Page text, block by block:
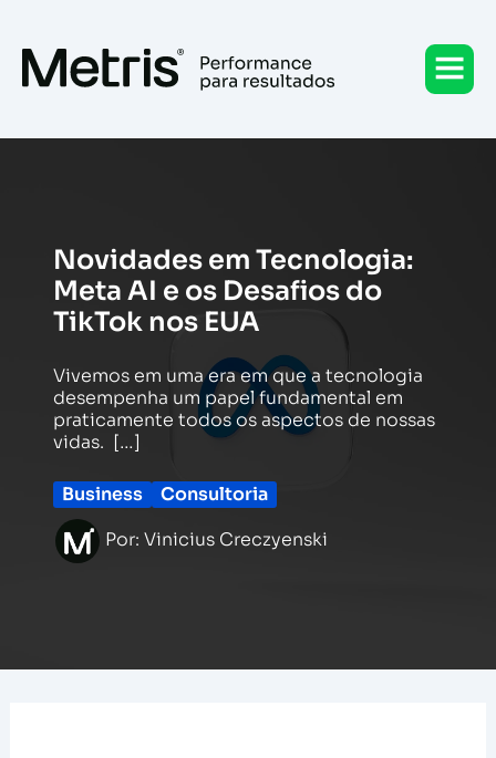
conteúdo
Novidades em Tecnologia:
Meta AI e os Desafios do
TikTok nos EUA
Vivemos em uma era em que a tecnologia
desempenha um papel fundamental em
praticamente todos os aspectos de nossas
vidas. […]
Business
Consultoria
Por: Vinicius Creczyenski